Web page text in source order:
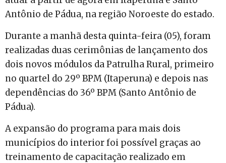
Antônio de Pádua, na região Noroeste do estado.
Durante a manhã desta quinta-feira (05), foram
realizadas duas cerimônias de lançamento dos
dois novos módulos da Patrulha Rural, primeiro
no quartel do 29º BPM (Itaperuna) e depois nas
dependências do 36º BPM (Santo Antônio de
Pádua).
A expansão do programa para mais dois
municípios do interior foi possível graças ao
treinamento de capacitação realizado em